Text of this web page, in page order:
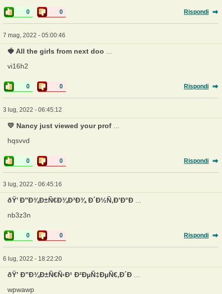
0 0 Rispondi
7 mag, 2022 - 05:00:46
🍓 All the girls from next doo
vi16h2
0 0 Rispondi
3 lug, 2022 - 06:45:12
💛 Nancy just viewed your prof
hqsvvd
0 0 Rispondi
3 lug, 2022 - 06:45:16
ðŸ’ Ð”Ð¾Ð±Ñ€Ð¾Ð³Ð¾ Ð´Ð½Ñ,Ð’Ð°Ð
nb3z3n
0 0 Rispondi
6 lug, 2022 - 18:22:20
ðŸ’ Ð”Ð¾Ð±Ñ€Ñ‹Ð¹ Ð²ÐµÑ‡ÐµÑ€,Ð´Ð
wpwawp